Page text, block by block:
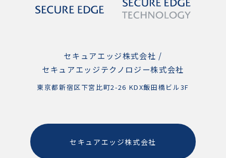
セキュアエッジ株式会社 /
セキュアエッジテクノロジー株式会社
東京都新宿区下宮比町2-26 KDX飯田橋ビル3F
セキュアエッジ株式会社